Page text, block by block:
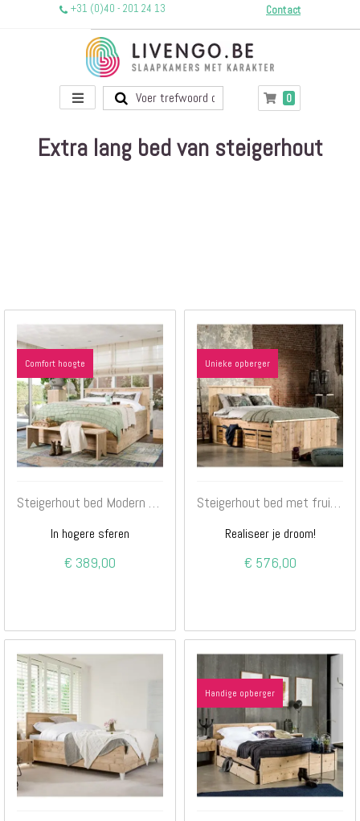
+31 (0)40 - 201 24 13 Contact
Toggle
Winkelwagen
0producten
Extra lang bed van steigerhout
Comfort hoogte
Steigerhout bed Modern 3.0
In hogere sferen
€ 389,00
Unieke opberger
Steigerhout bed met fruitkistjes
Realiseer je droom!
€ 576,00
Handige opberger